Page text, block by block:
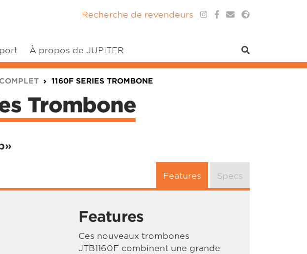
À propos de JUPITER
Recherche de revendeurs
1160F SERIES TROMBONE
Trombone
Features Specs
Features
Ces nouveaux trombones
JTB1160F combinent une grande